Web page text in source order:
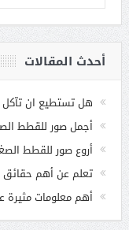
أحدث المقالات
هل تستطيع ان
أجمل صور للقطط
أروع صور للقطط
تعلم عن أهم حقائق
أهم معلومات مثيرة